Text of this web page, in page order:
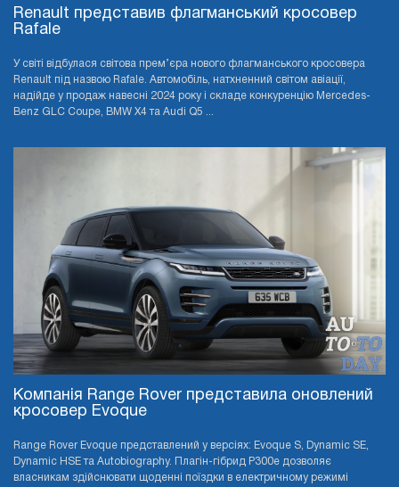
Renault представив флагманський кросовер
Rafale
У світі відбулася світова прем’єра нового флагманського кросовера
Renault під назвою Rafale. Автомобіль, натхненний світом авіації,
надійде у продаж навесні 2024 року і складе конкуренцію Mercedes-
Benz GLC Coupe, BMW X4 та Audi Q5 ...
Компанія Range Rover представила оновлений
кросовер Evoque
Range Rover Evoque представлений у версіях: Evoque S, Dynamic SE,
Dynamic HSE та Autobiography. Плагін-гібрид P300e дозволяє
власникам здійснювати щоденні поїздки в електричному режимі